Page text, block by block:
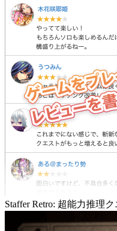
Staffer Retro: 超能力推理ク